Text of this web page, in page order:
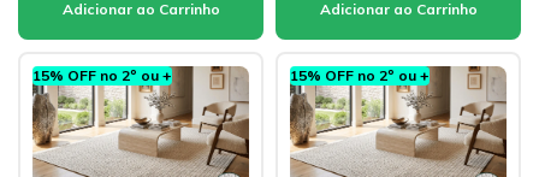
15% OFF no 2º ou + 15% OFF no 2º ou +